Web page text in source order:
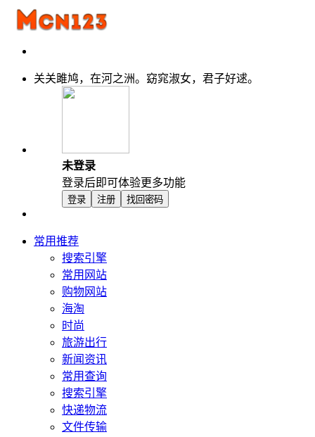
关关雎鸠，在河之洲。窈窕淑女，君子好逑。
未登录
登录后即可体验更多功能
登录 注册 找回密码
常用推荐
搜索引擎
常用网站
购物网站
海淘
时尚
旅游出行
新闻资讯
常用查询
搜索引擎
快递物流
文件传输